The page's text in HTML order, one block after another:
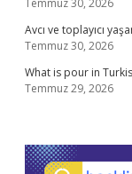
Temmuz 30, 2026
Avcı ve toplayıcı
Temmuz 30, 2026
What is pour in
Temmuz 29, 2026